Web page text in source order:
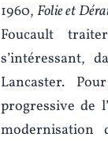
1960,Folie et
Foucault
s’intéressant,
Lancaster.
progressive de
modernisation